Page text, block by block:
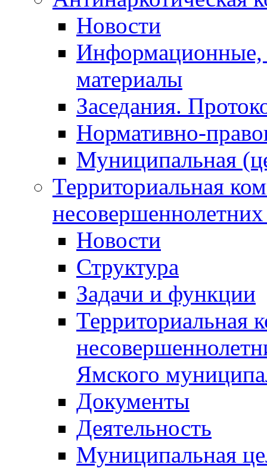
Новости
Информационные,
материалы
Заседания.
Нормативно-
Муниципальная
Территориальная
Новости
Структура
Задачи и функции
Территориальная
Ямского
Документы
Деятельность
Муниципальная